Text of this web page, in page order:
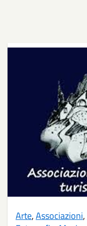
Arte,Associazioni,